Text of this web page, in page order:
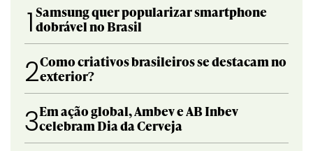
1 Samsung quer popularizar smartphone
dobrável no Brasil
2Como criativos brasileiros se destacam no
exterior?
3Em ação global, Ambev e AB Inbev
celebram Dia da Cerveja